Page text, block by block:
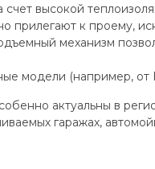
счет высокой
прилегают к проему,
механизм
модели (например,
актуальны в
гаражах,